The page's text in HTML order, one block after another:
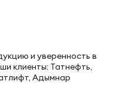
и уверенность в
клиенты: Татнефть,
Адымнар